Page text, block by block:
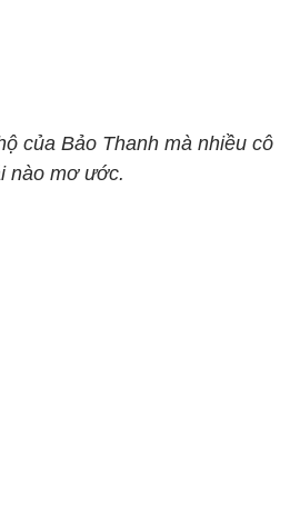
của Bảo Thanh mà nhiều cô
nào mơ ước.